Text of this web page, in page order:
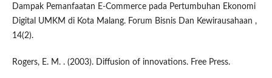
Dampak Pemanfaatan E-Commerce pada Pertumbuhan Ekonomi
Digital UMKM di Kota Malang. Forum Bisnis Dan Kewirausahaan ,
14(2).
Rogers, E. M. . (2003). Diffusion of innovations. Free Press.